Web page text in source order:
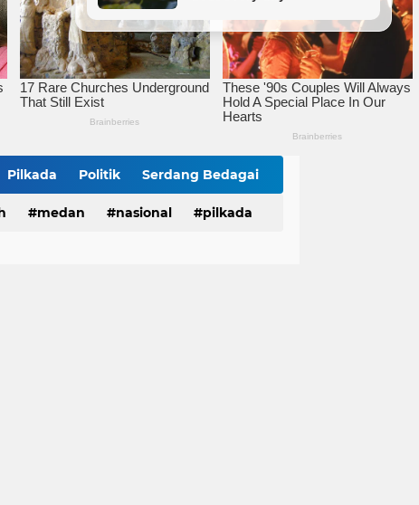
Pilkada Politik Serdang Bedagai
medan nasional pilkada